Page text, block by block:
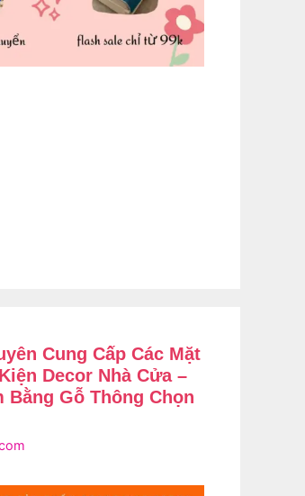
Cung Cấp Các Mặt
Decor Nhà Cửa –
Bằng Gỗ Thông Chọn